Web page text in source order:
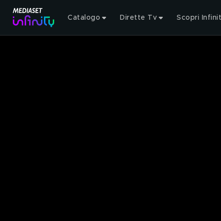
Catalogo Dirette Tv Scopri